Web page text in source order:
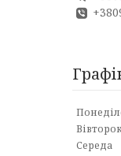
Середа